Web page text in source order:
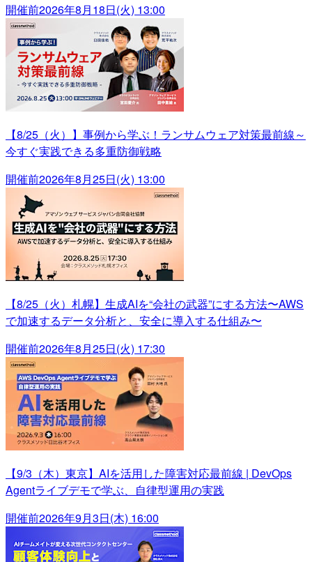
開催前2026年8月18日(火) 13:00
【8/25（火）】事例から学ぶ！ランサムウェア対策最前線～
今すぐ実践できる多重防御戦略
開催前2026年8月25日(火) 13:00
【8/25（火）札幌】生成AIを“会社の武器”にする方法〜AWS
で加速するデータ分析と、安全に導入する仕組み〜
開催前2026年8月25日(火) 17:30
【9/3（木）東京】AIを活用した障害対応最前線 | DevOps
Agentライブデモで学ぶ、自律型運用の実践
開催前2026年9月3日(木) 16:00